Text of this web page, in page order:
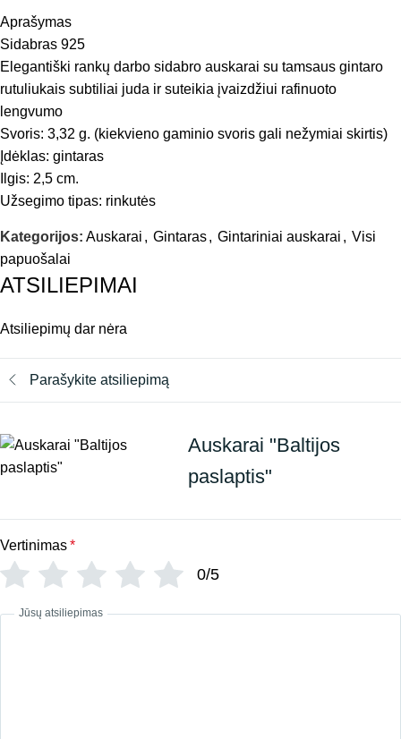
Aprašymas
Sidabras 925
Elegantiški rankų darbo sidabro auskarai su tamsaus gintaro
rutuliukais subtiliai juda ir suteikia įvaizdžiui rafinuoto
lengvumo
Svoris: 3,32 g. (kiekvieno gaminio svoris gali nežymiai skirtis)
Įdėklas: gintaras
Ilgis: 2,5 cm.
Užsegimo tipas: rinkutės
Kategorijos: Auskarai , Gintaras, Gintariniai auskarai , Visi
papuošalai
ATSILIEPIMAI
Atsiliepimų dar nėra
Parašykite atsiliepimą
Auskarai "Baltijos
paslaptis"
Vertinimas*
0/5
Jūsų atsiliepimas